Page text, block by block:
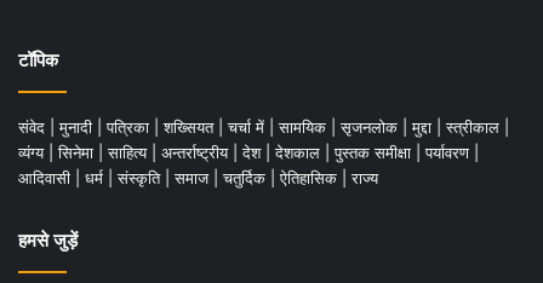
टॉपिक
संवेद मुनादी पत्रिका शख्सियत चर्चा में सामयिक सृजनलोक मुद्दा स्त्रीकाल
व्यंग्य
सिनेमा साहित्य अन्तर्राष्ट्रीय देश देशकाल पुस्तक समीक्षा पर्यावरण
आदिवासी
धर्म संस्कृति समाज चतुर्दिक ऐतिहासिक राज्य
हमसे जुड़ें